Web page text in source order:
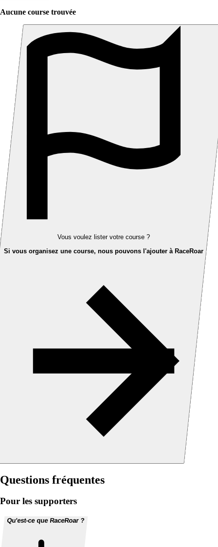
Aucune course trouvée
Vous voulez lister votre course ?
Si vous organisez une course, nous pouvons l'ajouter à RaceRoar
Questions fréquentes
Pour les supporters
Qu'est-ce que RaceRoar ?